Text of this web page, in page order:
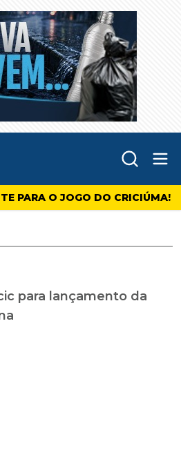
PARA O JOGO DO CRICIÚMA!
para lançamento da